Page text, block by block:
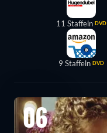
11 Staffeln DVD
9 Staffeln DVD
06